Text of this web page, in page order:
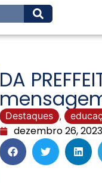
DA
Destaques ,
dezembro 26, 2023